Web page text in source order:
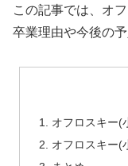
この記事では、オ
卒業理由や今後の
オフロスキー(
オフロスキー(